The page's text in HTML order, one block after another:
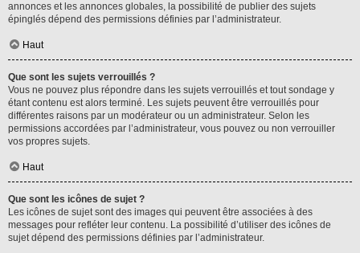
annonces et les annonces globales, la possibilité de publier des sujets
épinglés dépend des permissions définies par l’administrateur.
Haut
Que sont les sujets verrouillés ?
Vous ne pouvez plus répondre dans les sujets verrouillés et tout sondage y
étant contenu est alors terminé. Les sujets peuvent être verrouillés pour
différentes raisons par un modérateur ou un administrateur. Selon les
permissions accordées par l’administrateur, vous pouvez ou non verrouiller
vos propres sujets.
Haut
Que sont les icônes de sujet ?
Les icônes de sujet sont des images qui peuvent être associées à des
messages pour refléter leur contenu. La possibilité d’utiliser des icônes de
sujet dépend des permissions définies par l’administrateur.